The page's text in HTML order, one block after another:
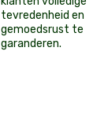
tevredenheid en
gemoedsrust te
garanderen.